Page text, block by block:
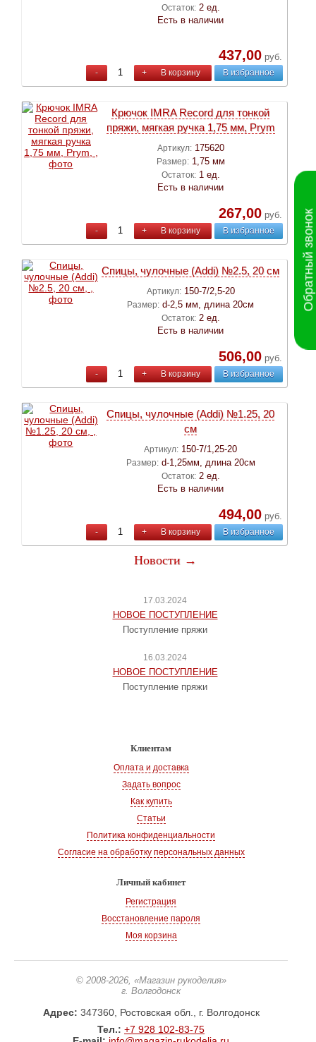
Остаток: 2 ед.
Есть в наличии
437,00руб.
- + В корзину В избранное
Крючок IMRA Record для тонкой
пряжи, мягкая ручка 1,75 мм, Prym
Артикул: 175620
Размер: 1,75 мм
Остаток: 1 ед.
Есть в наличии
267,00руб.
- + В корзину В избранное
Спицы, чулочные (Addi) №2.5, 20 см
Артикул: 150-7/2,5-20
Размер: d-2,5 мм, длина 20см
Остаток: 2 ед.
Есть в наличии
506,00руб.
- + В корзину В избранное
Спицы, чулочные (Addi) №1.25, 20
см
Артикул: 150-7/1,25-20
Размер: d-1,25мм, длина 20см
Остаток: 2 ед.
Есть в наличии
494,00руб.
- + В корзину В избранное
Новости →
17.03.2024
НОВОЕ ПОСТУПЛЕНИЕ
Поступление пряжи
16.03.2024
НОВОЕ ПОСТУПЛЕНИЕ
Поступление пряжи
Клиентам
Оплата и доставка
Задать вопрос
Как купить
Статьи
Политика конфиденциальности
Согласие на обработку персональных данных
Личный кабинет
Регистрация
Восстановление пароля
Моя корзина
© 2008-2026, «Магазин рукоделия»
г. Волгодонск
Адрес: 347360, Ростовская обл., г. Волгодонск
Тел.: +7 928 102-83-75
Обратный звонок